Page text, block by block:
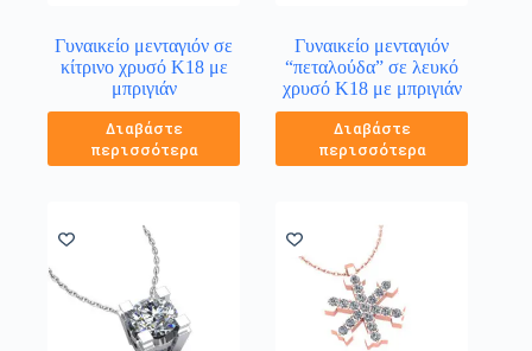
Γυναικείο μενταγιόν σε
κίτρινο χρυσό Κ18 με
μπριγιάν
Διαβάστε
περισσότερα
Γυναικείο μενταγιόν
“πεταλούδα” σε λευκό
χρυσό Κ18 με μπριγιάν
Διαβάστε
περισσότερα